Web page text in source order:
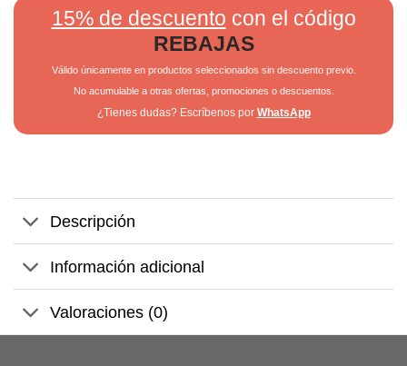
15% de descuento con el código
REBAJAS
Válido únicamente en productos seleccionados sin descuento previo.
No acumulable a otras ofertas, promociones o descuentos.
¿Tienes dudas? Escríbenos por WhatsApp
Descripción
Información adicional
Valoraciones (0)